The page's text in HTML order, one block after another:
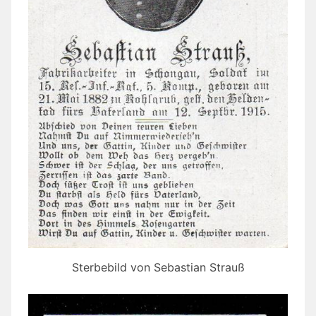
Sterbebild von Sebastian Strauß